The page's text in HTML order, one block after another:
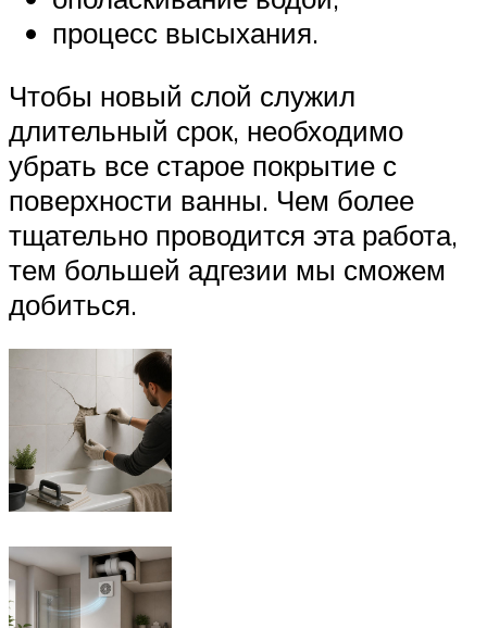
процесс высыхания.
Чтобы новый слой служил
длительный срок, необходимо
убрать все старое покрытие с
поверхности ванны. Чем более
тщательно проводится эта работа,
тем большей адгезии мы сможем
добиться.